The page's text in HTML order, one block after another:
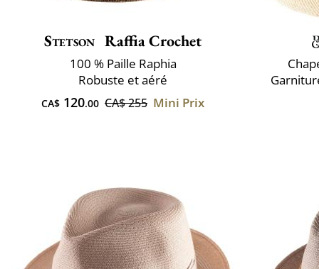
Stetson Raffia Crochet
100 % Paille Raphia
Robuste et aéré
CA$ 120.00 CA$ 255 Mini Prix